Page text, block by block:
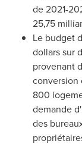
de 2021-
25,75
Le budget
dollars sur
provenant
conversion
800
demande
des